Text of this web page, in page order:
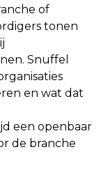
of
tonen
Snuffel
en wat dat
een openbaar
de branche